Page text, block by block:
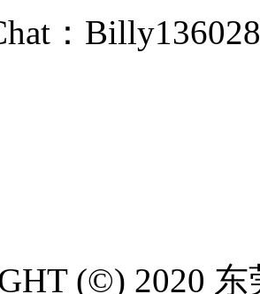
：
(©) 2020